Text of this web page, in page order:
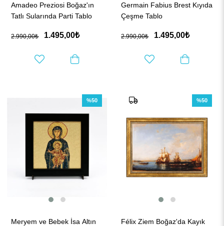
Amadeo Preziosi Boğaz'ın
Tatlı Sularında Parti Tablo
1.495,00₺
2.990,00₺
Germain Fabius Brest Kıyıda
Çeşme Tablo
1.495,00₺
2.990,00₺
Meryem ve Bebek İsa Altın
%50
Félix Ziem Boğaz'da Kayık
%50